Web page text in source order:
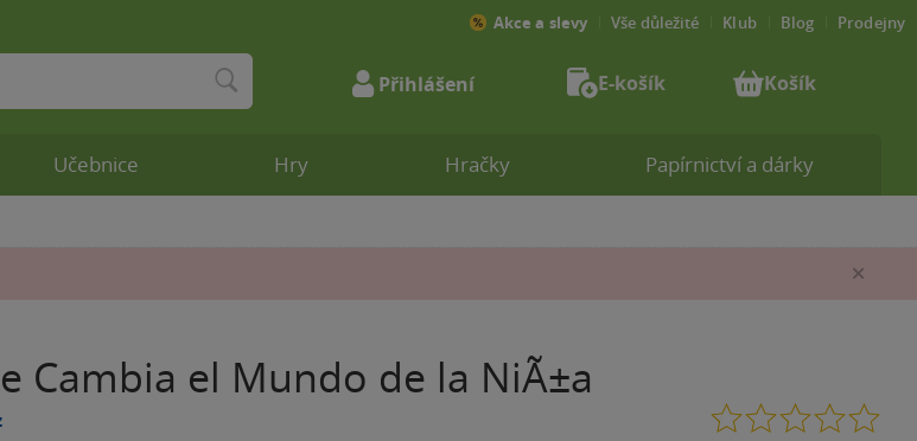
Cambia el Mundo de la NiÃ±a
Učebnice Hry Hračky Papírnictví a dárky
Akce a slevy Vše důležité Klub Blog Prodejny
Přihlášení E-košík Košík